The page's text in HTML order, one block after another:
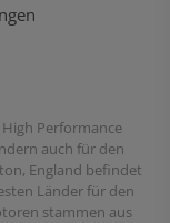
Performance
auch für den
England befindet
Länder für den
stammen aus